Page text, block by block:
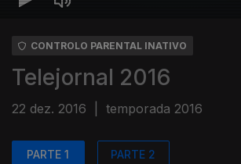
CONTROLO PARENTAL INATIVO
Telejornal 2016
22 dez. 2016 temporada 2016
PARTE 1 PARTE 2